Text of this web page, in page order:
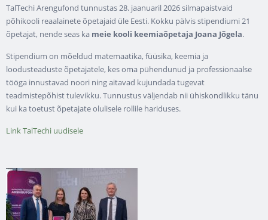
TalTechi Arengufond tunnustas 28. jaanuaril 2026 silmapaistvaid
põhikooli reaalainete õpetajaid üle Eesti. Kokku pälvis stipendiumi 21
õpetajat, nende seas ka meie kooli keemiaõpetaja Joana Jõgela.
Stipendium on mõeldud matemaatika, füüsika, keemia ja
loodusteaduste õpetajatele, kes oma pühendunud ja professionaalse
tööga innustavad noori ning aitavad kujundada tugevat
teadmistepõhist tulevikku. Tunnustus väljendab nii ühiskondlikku tänu
kui ka toetust õpetajate olulisele rollile hariduses.
Link TalTechi uudisele